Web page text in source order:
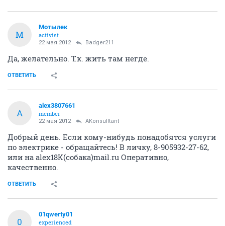
М
Мотылек
activist
22 мая 2012 Badger211
Да, желательно. Т.к. жить там негде.
ОТВЕТИТЬ
A
alex3807661
member
22 мая 2012 AKonsulltant
Добрый день. Если кому-нибудь понадобятся услуги
по электрике - обращайтесь! В личку, 8-905932-27-62,
или на alex18K(собака)mail.ru Оперативно,
качественно.
ОТВЕТИТЬ
0
01qwerty01
experienced